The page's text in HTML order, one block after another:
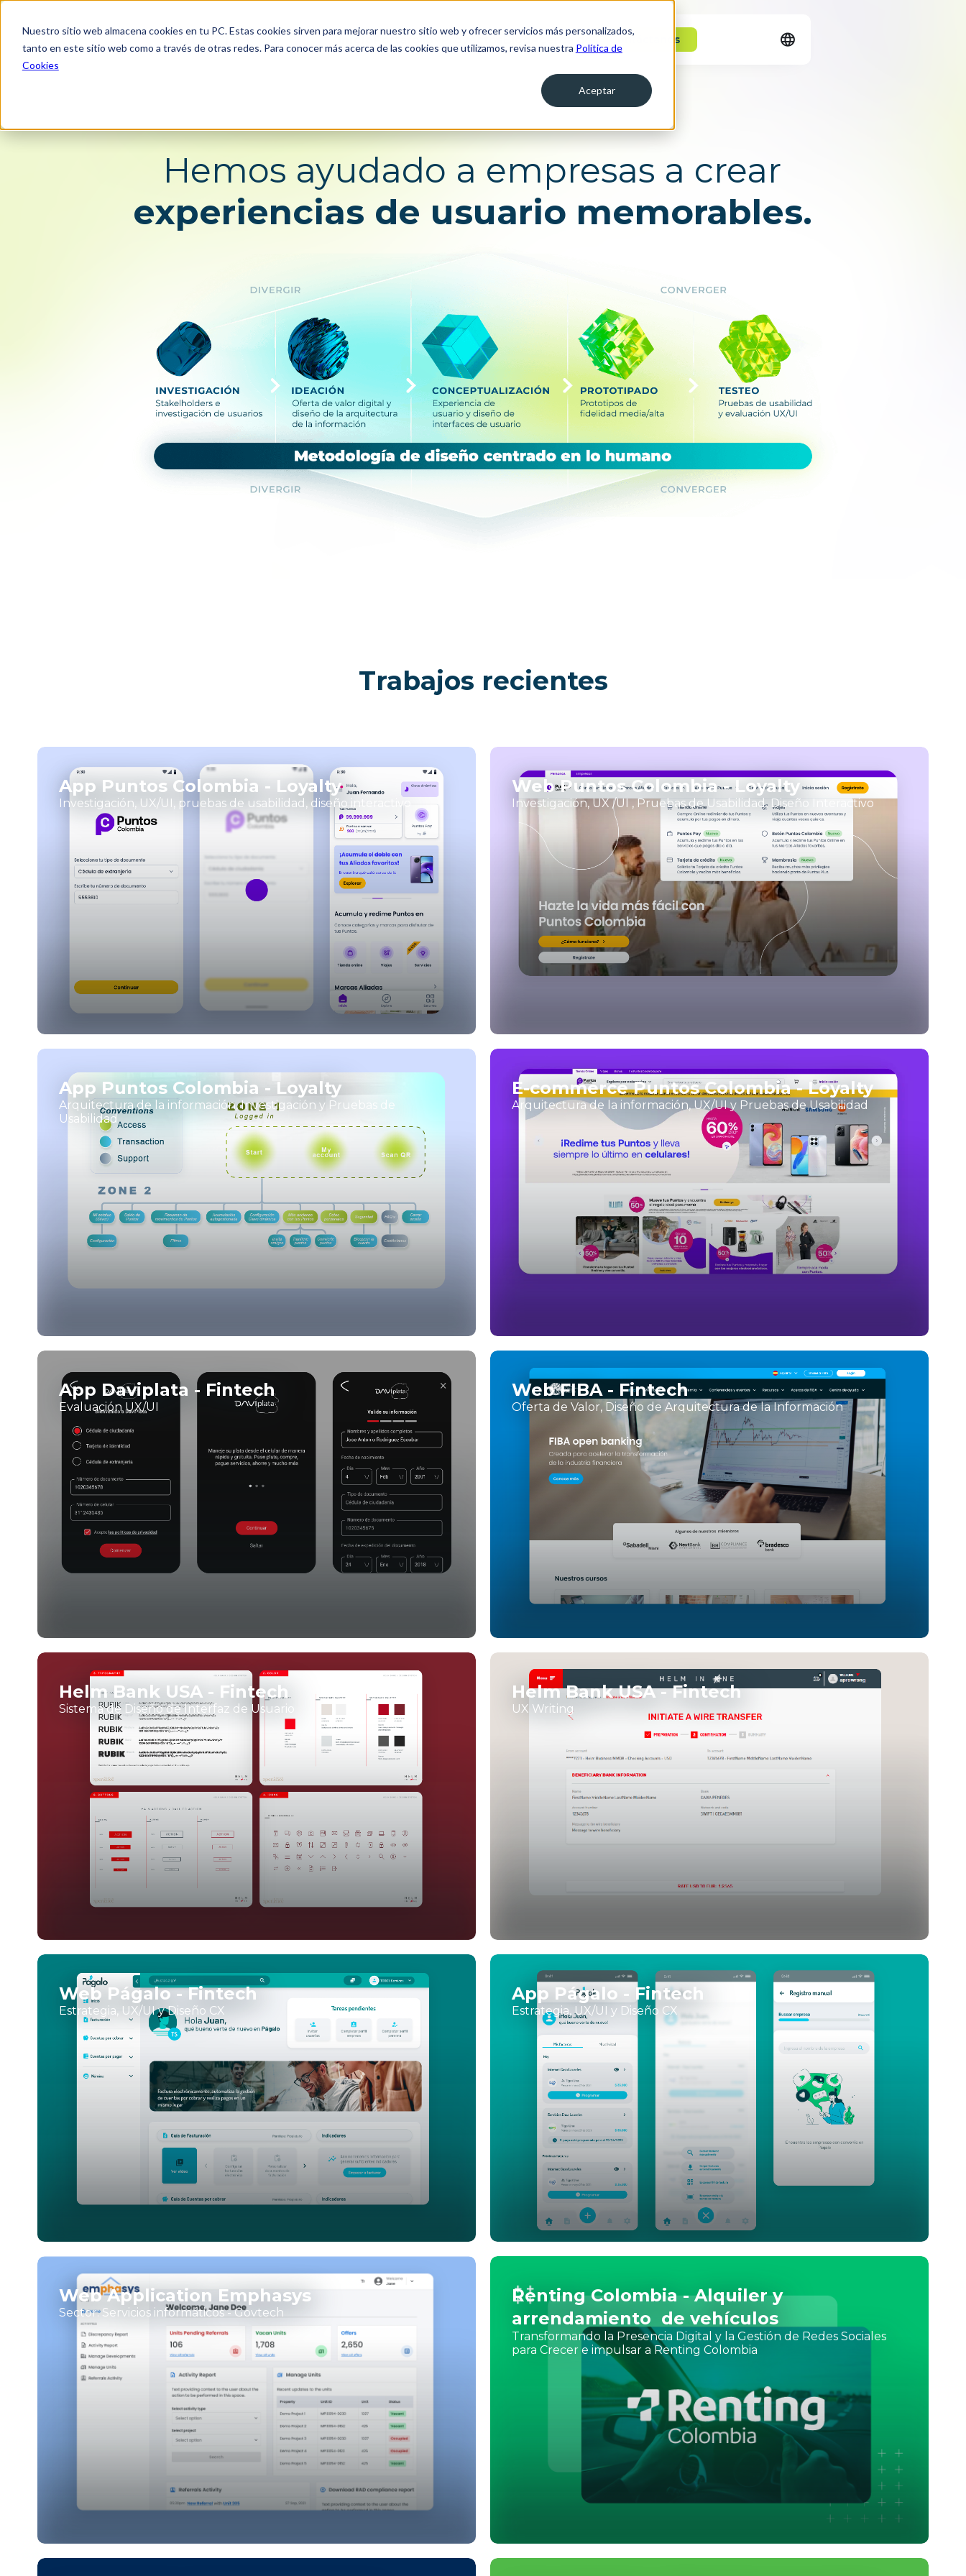
Nuestro sitio web almacena cookies en tu PC. Estas cookies sirven para mejorar nuestro sitio web y ofrecer servicios más personalizados,
tanto en este sitio web como a través de otras redes. Para conocer más acerca de las cookies que utilizamos, revisa nuestra Política de
Cookies
Aceptar
Inicio
negocio
servicios
Diseño de estrategia de
Experiencia para múltiples
stakeholders
Producto digital
Centro de Experiencia Digital para
Proyectos Acerca de Contáctanos
Hemos ayudado a empresas a crear
experiencias de usuario memorables.
Trabajos recientes
App Puntos Colombia - Loyalty
Investigación, UX/UI, pruebas de usabilidad, diseño interactivo
Web Puntos Colombia - Loyalty
Investigación, UX /UI , Pruebas de Usabilidad, Diseño Interactivo
App Puntos Colombia - Loyalty
Arquitectura de la información, Investigación y Pruebas de
Usabilidad
E-commerce Puntos Colombia - Loyalty
Arquitectura de la información, UX/UI y Pruebas de Usabilidad
App Daviplata - Fintech
Evaluación UX/UI
Web FIBA - Fintech
Oferta de Valor, Diseño de Arquitectura de la Información
Helm Bank USA - Fintech
Sistema de Diseño de Interfaz de Usuario
Helm Bank USA - Fintech
UX Writing
Web Págalo - Fintech
Estrategia, UX/UI y Diseño CX
App Págalo - Fintech
Estrategia, UX/UI y Diseño CX
Web Application Emphasys
Sector: Servicios informáticos - Govtech
Renting Colombia - Alquiler y
arrendamiento de vehículos
Transformando la Presencia Digital y la Gestión de Redes Sociales
para Crecer e impulsar a Renting Colombia